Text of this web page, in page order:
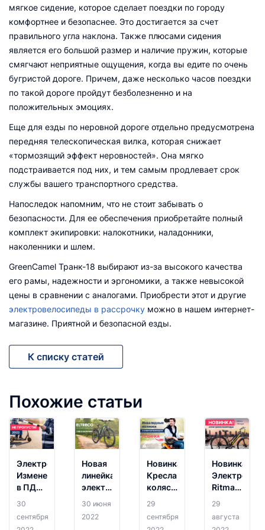
мягкое сидение, которое сделает поездки по городу
комфортнее и безопаснее. Это достигается за счет
правильного угла наклона. Также плюсами сидения
является его большой размер и наличие пружин, которые
смягчают неприятные ощущения, когда вы едите по очень
бугристой дороге. Причем, даже несколько часов поездки
по такой дороге пройдут безболезненно и на
положительных эмоциях.
Еще для езды по неровной дороге отдельно предусмотрена
передняя телескопическая вилка, которая снижает
«тормозящий эффект неровностей». Она мягко
подстраивается под них, и тем самым продлевает срок
службы вашего транспортного средства.
Напоследок напомним, что не стоит забывать о
безопасности. Для ее обеспечения приобретайте полный
комплект экипировки: налокотники, наладонники,
наколенники и шлем.
GreenCamel Транк-18 выбирают из-за высокого качества
его рамы, надежности и эргономики, а также невысокой
цены в сравнении с аналогами. Приобрести этот и другие
электровелосипеды в рассрочку можно в нашем интернет-
магазине. Приятной и безопасной езды.
К списку статей
Похожие статьи
Электротранспорт.
Изменения
в ПДД
2022
словами.
30
сентября
Новая
линейка
электровелосипедов
Eltreco
City!
30 июня
2022
Новинка!
Кресла-
коляски
Met
29
сентября
Новинка!
Ritma и
STINGER
продаже!
29
августа